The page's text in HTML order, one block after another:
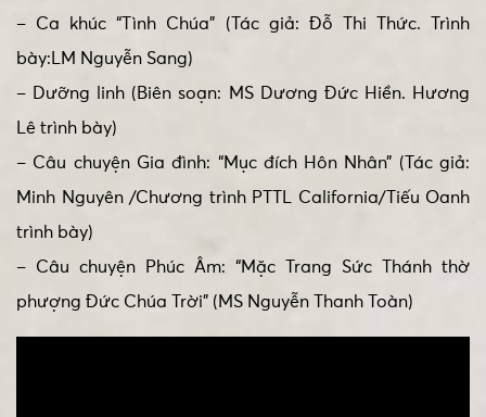
– Ca khúc “Tình Chúa” (Tác giả: Đỗ Thi Thức. Trình
bày:LM Nguyễn Sang)
– Dưỡng linh (Biên soạn: MS Dương Đức Hiền. Hương
Lê trình bày)
– Câu chuyện Gia đình: “Mục đích Hôn Nhân” (Tác giả:
Minh Nguyên /Chương trình PTTL California/Tiếu Oanh
trình bày)
– Câu chuyện Phúc Âm: “Mặc Trang Sức Thánh thờ
phượng Đức Chúa Trời” (MS Nguyễn Thanh Toàn)